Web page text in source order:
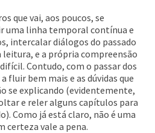
que vai, aos poucos, se
uma linha temporal contínua e
intercalar diálogos do passado
leitura, e a própria compreensão
Contudo, com o passar dos
fluir bem mais e as dúvidas que
se explicando (evidentemente,
e reler alguns capítulos para
Como já está claro, não é uma
certeza vale a pena.